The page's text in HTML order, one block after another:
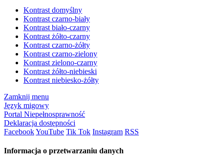
Kontrast domyślny
Kontrast czarno-biały
Kontrast biało-czarny
Kontrast żółto-czarny
Kontrast czarno-żółty
Kontrast czarno-zielony
Kontrast zielono-czarny
Kontrast żółto-niebieski
Kontrast niebiesko-żółty
Zamknij menu
Język migowy
Portal Niepełnosprawność
Deklaracja dostępności
FacebookYouTube Tik Tok Instagram RSS
Informacja o przetwarzaniu danych